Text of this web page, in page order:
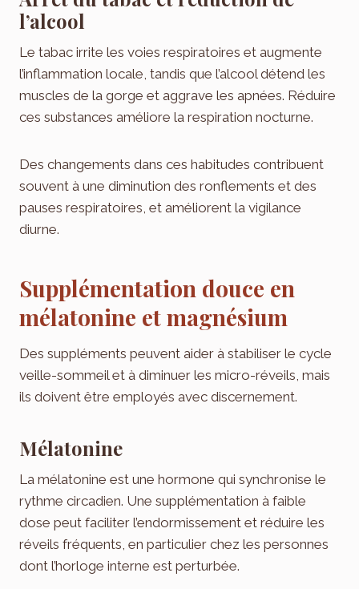
l’alcool
Le tabac irrite les voies respiratoires et augmente
l’inflammation locale, tandis que l’alcool détend les
muscles de la gorge et aggrave les apnées. Réduire
ces substances améliore la respiration nocturne.
Des changements dans ces habitudes contribuent
souvent à une diminution des ronflements et des
pauses respiratoires, et améliorent la vigilance
diurne.
Supplémentation douce en
mélatonine et magnésium
Des suppléments peuvent aider à stabiliser le cycle
veille-sommeil et à diminuer les micro-réveils, mais
ils doivent être employés avec discernement.
Mélatonine
La mélatonine est une hormone qui synchronise le
rythme circadien. Une supplémentation à faible
dose peut faciliter l’endormissement et réduire les
réveils fréquents, en particulier chez les personnes
dont l’horloge interne est perturbée.